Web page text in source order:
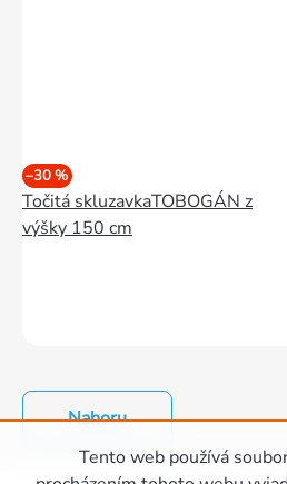
Tento web používá
–30 %
Točitá skluzavkaTOBOGÁN z
výšky 150 cm
Ovládací
prvky
Nahoru